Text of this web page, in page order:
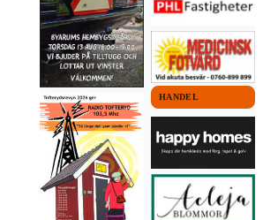
HANDEL